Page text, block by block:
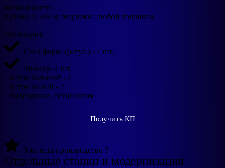
Возможности:
Рулоны 1.5х6 м, подложка любой толщины.
Что входит:
Стол форм. (регул.) - 1 шт.
Миксер -1 шт.
Каток большой - 1
Каток малый - 2
Видеоуроки, технология
Получить КП
Уже есть производство ?
Отдельные станки и модернизация